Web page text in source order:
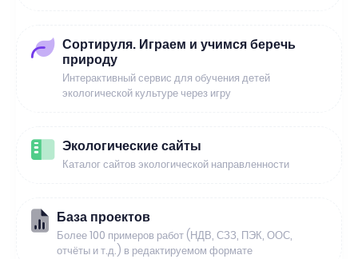
Сортируля. Играем и учимся беречь
природу
Интерактивный сервис для обучения детей
экологической культуре через игру
Экологические сайты
Каталог сайтов экологической направленности
База проектов
Более 100 примеров работ (НДВ, СЗЗ, ПЭК, ООС,
отчёты и т.д.) в редактируемом формате